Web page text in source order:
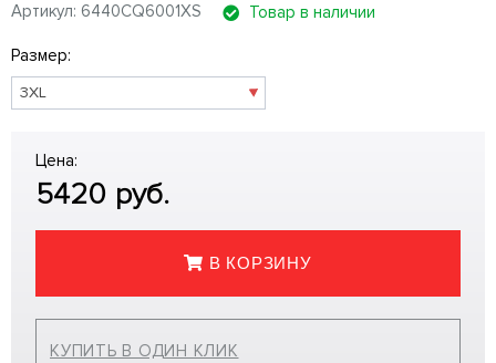
Артикул: 6440CQ6001XS Товар в наличии
Размер:
Цена:
5420 руб.
В КОРЗИНУ
КУПИТЬ В ОДИН КЛИК